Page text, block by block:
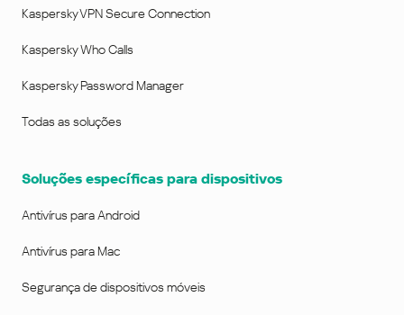
Kaspersky VPN Secure Connection
Kaspersky Who Calls
Kaspersky Password Manager
Todas as soluções
Soluções específicas para dispositivos
Antivírus para Android
Antivírus para Mac
Segurança de dispositivos móveis